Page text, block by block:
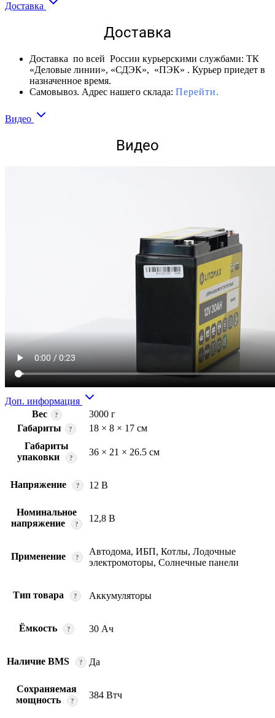
Доставка
Доставка
Доставка по всей России курьерскими службами: ТК
«Деловые линии», «СДЭК», «ПЭК» . Курьер приедет в
назначенное время.
Самовывоз. Адрес нашего склада: Перейти.
Видео
Видео
Доп. информация
Вес
?
3000 г
Габариты
?
18 × 8 × 17 см
Габариты
упаковки
?
36 × 21 × 26.5 см
Напряжение ? 12 В
Номинальное
напряжение
?
12,8 В
Применение ?
Автодома, ИБП, Котлы, Лодочные
электромоторы, Солнечные панели
Тип товара ? Аккумуляторы
Ёмкость ? 30 Ач
Наличие BMS ? Да
Сохраняемая
мощность
?
384 Втч